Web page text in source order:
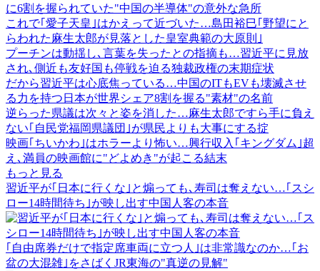
これで｢愛子天皇｣はかえって近づいた…島田裕巳｢野望にと
らわれた麻生太郎が見落とした皇室典範の大原則｣
プーチンは動揺し､言葉を失ったとの指摘も…習近平に見放
され､側近も友好国も停戦を迫る独裁政権の末期症状
だから習近平は心底焦っている…中国のITもEVも壊滅させ
る力を持つ日本が世界シェア8割を握る"素材"の名前
逆らった県議は次々と姿を消した…麻生太郎ですら手に負え
ない｢自民党福岡県議団｣が県民よりも大事にする掟
映画｢ちいかわ｣はホラーより怖い…興行収入｢キングダム｣超
え､満員の映画館に"どよめき"が起こる結末
もっと見る
習近平が｢日本に行くな｣と煽っても､寿司は奪えない…｢スシ
ロー14時間待ち｣が映し出す中国人客の本音
｢自由席券だけで指定席車両に立つ人｣は非常識なのか…｢お
盆の大混雑｣をさばくJR東海の"真逆の見解"